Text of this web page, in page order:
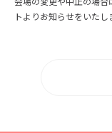
トよりお知らせをいたし